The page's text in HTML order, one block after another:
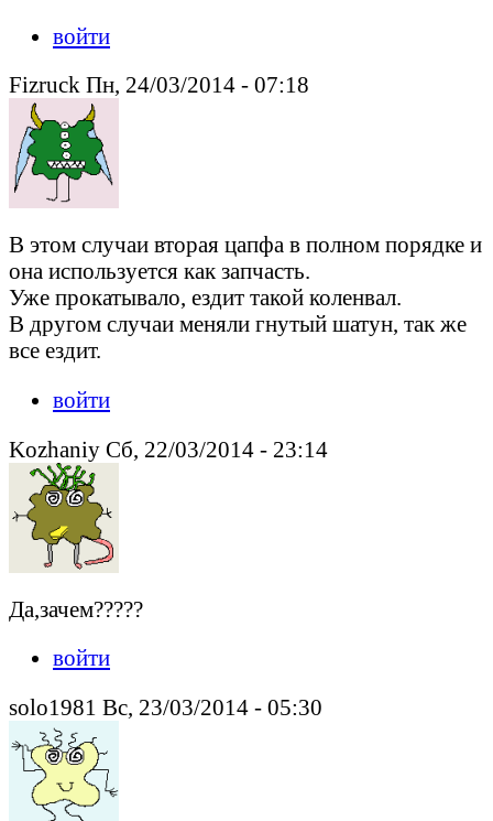
войти
Fizruck Пн, 24/03/2014 - 07:18
В этом случаи вторая цапфа в полном порядке и
она используется как запчасть.
Уже прокатывало, ездит такой коленвал.
В другом случаи меняли гнутый шатун, так же
все ездит.
войти
Kozhaniy Сб, 22/03/2014 - 23:14
Да,зачем?????
войти
solo1981 Вс, 23/03/2014 - 05:30